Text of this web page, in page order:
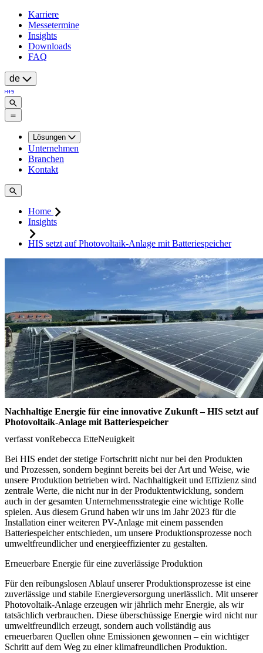
Karriere
Messetermine
Insights
Downloads
FAQ
de
Lösungen
Unternehmen
Branchen
Kontakt
Home
Insights
HIS setzt auf Photovoltaik-Anlage mit Batteriespeicher
Nachhaltige Energie für eine innovative Zukunft – HIS setzt auf
Photovoltaik-Anlage mit Batteriespeicher
verfasst vonRebecca EtteNeuigkeit
Bei HIS endet der stetige Fortschritt nicht nur bei den Produkten
und Prozessen, sondern beginnt bereits bei der Art und Weise, wie
unsere Produktion betrieben wird. Nachhaltigkeit und Effizienz sind
zentrale Werte, die nicht nur in der Produktentwicklung, sondern
auch in der gesamten Unternehmensstrategie eine wichtige Rolle
spielen. Aus diesem Grund haben wir uns im Jahr 2023 für die
Installation einer weiteren PV-Anlage mit einem passenden
Batteriespeicher entschieden, um unsere Produktionsprozesse noch
umweltfreundlicher und energieeffizienter zu gestalten.
Erneuerbare Energie für eine zuverlässige Produktion
Für den reibungslosen Ablauf unserer Produktionsprozesse ist eine
zuverlässige und stabile Energieversorgung unerlässlich. Mit unserer
Photovoltaik-Anlage erzeugen wir jährlich mehr Energie, als wir
tatsächlich verbrauchen. Diese überschüssige Energie wird nicht nur
umweltfreundlich erzeugt, sondern auch vollständig aus
erneuerbaren Quellen ohne Emissionen gewonnen – ein wichtiger
Schritt auf dem Weg zu einer klimafreundlichen Produktion.